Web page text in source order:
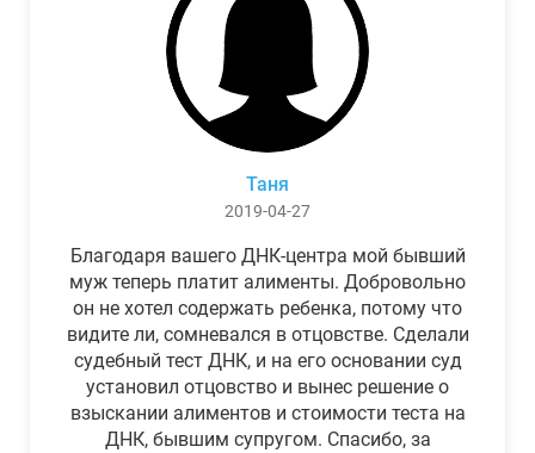
Таня
2019-04-27
Благодаря вашего ДНК-центра мой бывший
муж теперь платит алименты. Добровольно
он не хотел содержать ребенка, потому что
видите ли, сомневался в отцовстве. Сделали
судебный тест ДНК, и на его основании суд
установил отцовство и вынес решение о
взыскании алиментов и стоимости теста на
ДНК, бывшим супругом. Спасибо, за